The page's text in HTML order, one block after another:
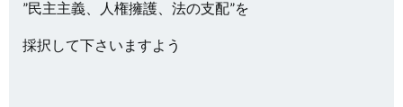
”民主主義、人権擁護、法の支配”を
採択して下さいますよう